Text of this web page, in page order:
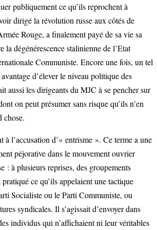
publiquement ce qu’ils reprochent à
dirigé la révolution russe aux côtés de
Rouge, a finalement payé de sa vie sa
la dégénérescence stalinienne de l’Etat
Communiste. Encore une fois, un tel
d’élever le niveau politique des
aussi les dirigeants du MJC à se pencher sur
on peut présumer sans risque qu’ils n’en
chose.
à l’accusation d’« entrisme ». Ce terme a une
péjorative dans le mouvement ouvrier
: à plusieurs reprises, des groupements
ce qu’ils appelaient une tactique
Socialiste ou le Parti Communiste, ou
syndicales. Il s’agissait d’envoyer dans
individus qui n’affichaient ni leur véritables